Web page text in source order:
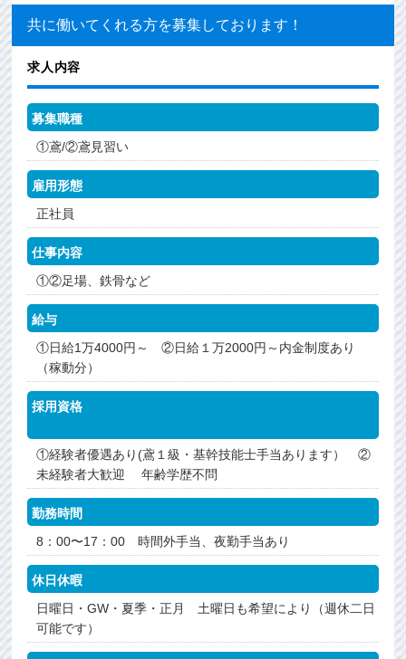
共に働いてくれる方を募集しております！
求人内容
募集職種
①鳶/②鳶見習い
雇用形態
正社員
仕事内容
①②足場、鉄骨など
給与
①日給1万4000円～ ②日給１万2000円～内金制度あり
（稼動分）
採用資格
①経験者優遇あり(鳶１級・基幹技能士手当あります） ②
未経験者大歓迎 年齢学歴不問
勤務時間
8：00〜17：00 時間外手当、夜勤手当あり
休日休暇
日曜日・GW・夏季・正月 土曜日も希望により（週休二日
可能です）